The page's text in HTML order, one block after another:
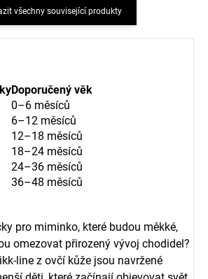
všechny související produkty
Doporučený věk
0–6 měsíců
6–12 měsíců
12–18 měsíců
18–24 měsíců
24–36 měsíců
36–48 měsíců
pro miminko, které budou měkké,
omezovat přirozený vývoj chodidel?
line z ovčí kůže jsou navržené